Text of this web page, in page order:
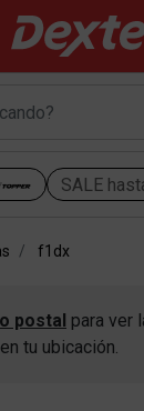
SALE
f1dx
postal para ver
tu ubicación.